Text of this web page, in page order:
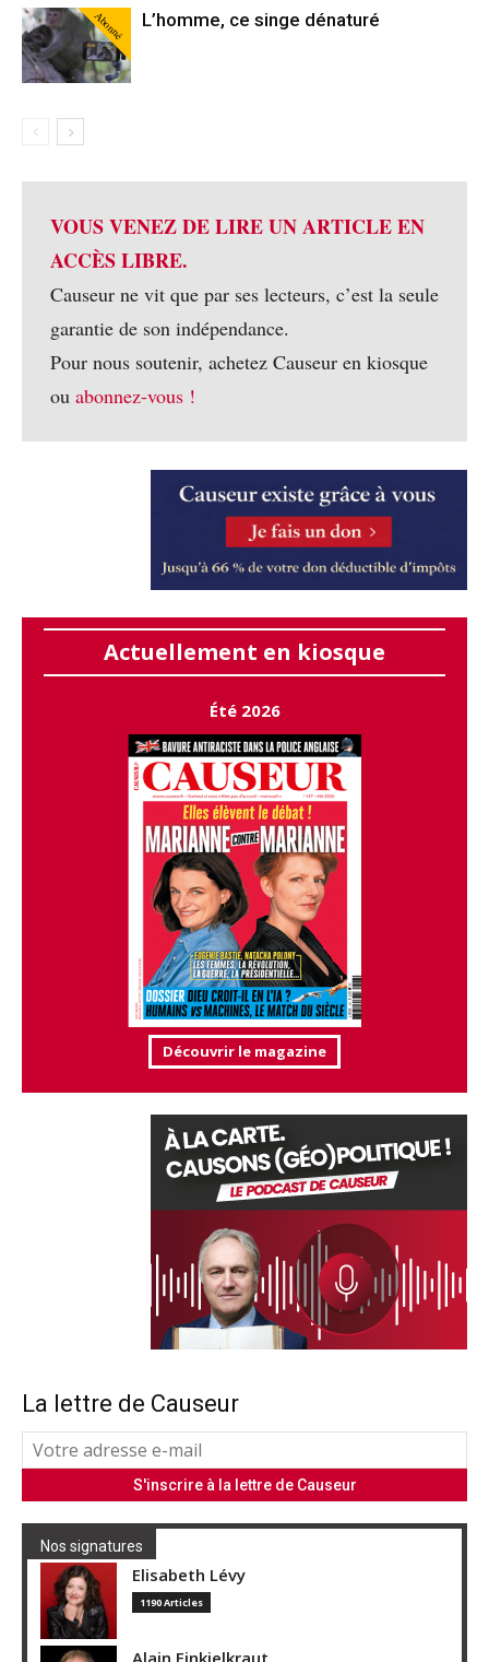
Abonné L’homme, ce singe dénaturé
VOUS VENEZ DE LIRE UN ARTICLE EN
ACCÈS LIBRE.
Causeur ne vit que par ses lecteurs, c’est la seule
garantie de son indépendance.
Pour nous soutenir, achetez Causeur en kiosque
ou abonnez-vous !
Actuellement en kiosque
Été 2026
Découvrir le magazine
La lettre de Causeur
Nos signatures
Elisabeth Lévy
1190 Articles